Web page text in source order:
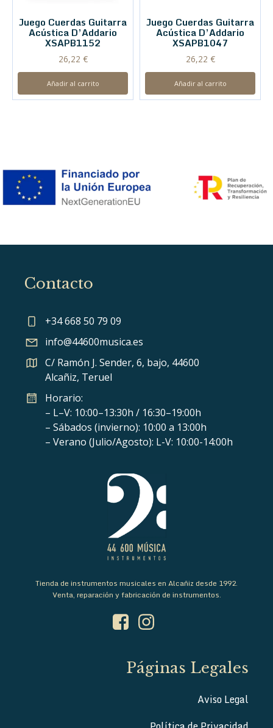
Juego Cuerdas Guitarra
Acústica D’Addario
XSAPB1152
26,22 €
Añadir al carrito
Juego Cuerdas Guitarra
Acústica D’Addario
XSAPB1047
26,22 €
Añadir al carrito
Contacto
+34 668 50 79 09
info@44600musica.es
C/ Ramón J. Sender, 6, bajo, 44600
Alcañiz, Teruel
Horario:
– L–V: 10:00–13:30h / 16:30–19:00h
– Sábados (invierno): 10:00 a 13:00h
– Verano (Julio/Agosto): L-V: 10:00-14:00h
Tienda de instrumentos musicales en Alcañiz desde 1992.
Venta, reparación y fabricación de instrumentos.
Páginas Legales
Aviso Legal